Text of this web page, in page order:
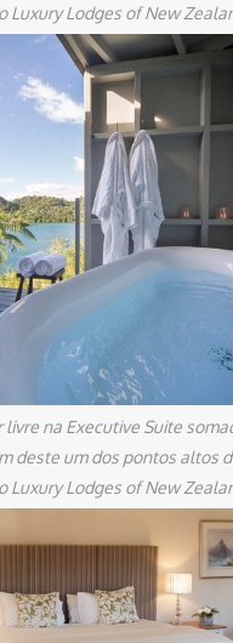
Luxury Lodges of New
livre na Executive Suite
deste um dos pontos altos
Luxury Lodges of New